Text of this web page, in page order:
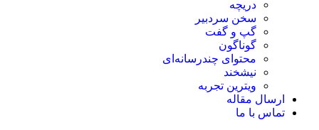
دریچه
سخن سردبیر
گپ و گفت
گوناگون
محتوای چندرسانه‌ای
نیشخند
ویترین تجربه
ارسال مقاله
تماس با ما